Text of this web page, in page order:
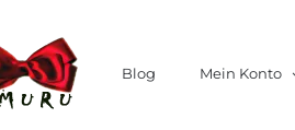
Blog Mein Konto